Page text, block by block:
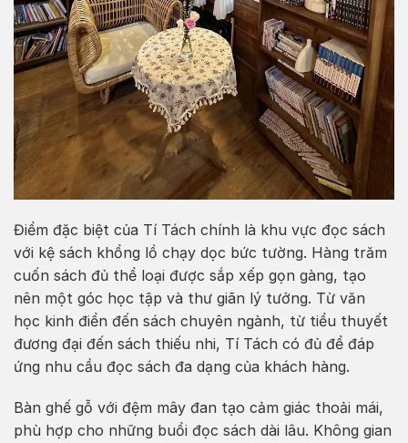
Điểm đặc biệt của Tí Tách chính là khu vực đọc sách
với kệ sách khổng lồ chạy dọc bức tường. Hàng trăm
cuốn sách đủ thể loại được sắp xếp gọn gàng, tạo
nên một góc học tập và thư giãn lý tưởng. Từ văn
học kinh điển đến sách chuyên ngành, từ tiểu thuyết
đương đại đến sách thiếu nhi, Tí Tách có đủ để đáp
ứng nhu cầu đọc sách đa dạng của khách hàng.
Bàn ghế gỗ với đệm mây đan tạo cảm giác thoải mái,
phù hợp cho những buổi đọc sách dài lâu. Không gian